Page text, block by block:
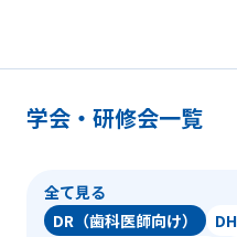
学会・研修会一覧
全て見る
DR（歯科医師向け）